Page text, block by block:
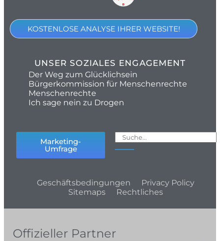
KOSTENLOSE ANALYSE IHRER WEBSITE!
UNSER SOZIALES ENGAGEMENT
Der Weg zum Glücklichsein
Bürgerkommission für Menschenrechte
Menschenrechte
Ich sage nein zu Drogen
Marketing-
Umfrage
Geschäftsbedingungen
Privacy Policy
Sitemaps
Rechtliches
Offizieller Partner